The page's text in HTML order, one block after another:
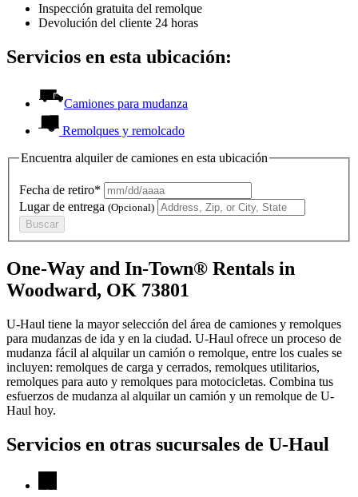
Inspección gratuita del remolque
Devolución del cliente 24 horas
Servicios en esta ubicación:
Camiones para mudanza
Remolques y remolcado
Encuentra alquiler de camiones en esta ubicación
Fecha de retiro*
Lugar de entrega (Opcional)
Buscar
One-Way and In-Town® Rentals in
Woodward, OK 73801
U-Haul tiene la mayor selección del área de camiones y remolques
para mudanzas de ida y en la ciudad. U-Haul ofrece un proceso de
mudanza fácil al alquilar un camión o remolque, entre los cuales se
incluyen: remolques de carga y cerrados, remolques utilitarios,
remolques para auto y remolques para motocicletas. Combina tus
esfuerzos de mudanza al alquilar un camión y un remolque de U-
Haul hoy.
Servicios en otras sucursales de U-Haul